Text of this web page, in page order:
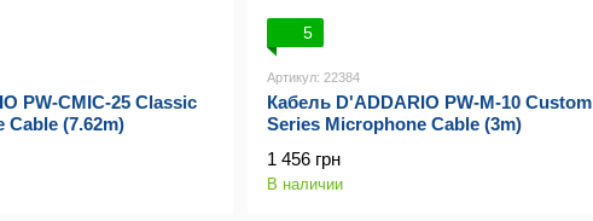
PW-CMIC-25 Classic
Cable (7.62m)
5
Артикул: 22384
Кабель D'ADDARIO PW-M-10 Custom
Series Microphone Cable (3m)
1 456 грн
В наличии